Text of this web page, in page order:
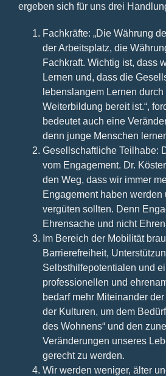
ergeben sich für uns drei
Fachkräfte: „Die Währung
der Arbeitsplatz, die
Fachkraft. Wichtig ist, dass
Lernen und, dass die
lebenslangem Lernen durch
Weiterbildung bereit ist.“,
bedeutet auch eine
denn junge Menschen
Gesellschaftliche Teilhabe:
vom Engagement. Dr.
den Weg, dass wir immer
Engagement haben werden
vergüten sollten. Denn
Ehrensache und nicht
Im Bereich der Mobilität
Barrierefreiheit,
Selbsthilfepotentialen und
professionellen und
bedarf mehr Miteinander
der Kulturen, um dem
des Wohnens“ und den
Veränderungen unseres
gerecht zu werden.
Wir werden weniger, älter